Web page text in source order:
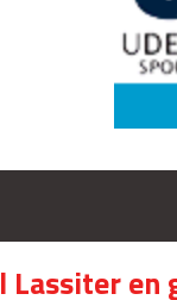
Lassiter